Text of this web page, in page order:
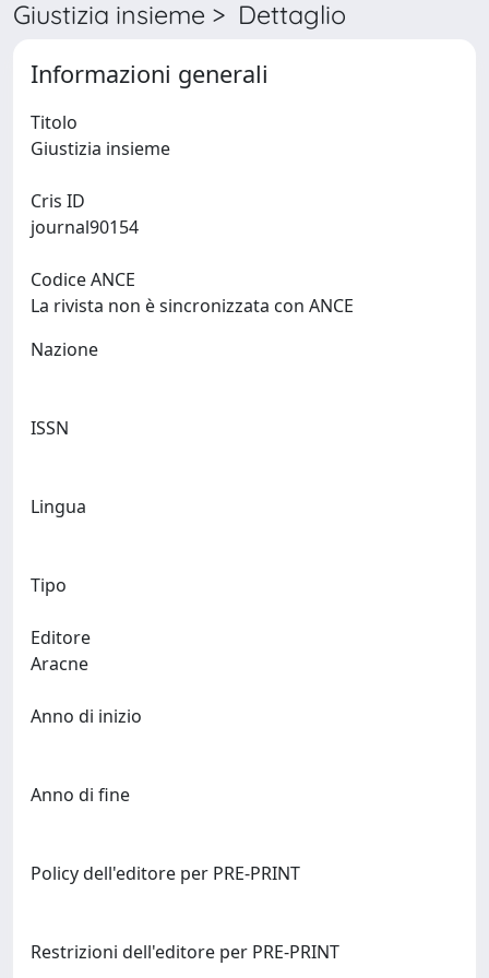
Giustizia insieme > Dettaglio
Informazioni generali
Titolo
Cris ID
Codice ANCE
La rivista non è sincronizzata con ANCE
Nazione
ISSN
Lingua
Tipo
Editore
Anno di inizio
Anno di fine
Policy dell'editore per PRE-PRINT
Restrizioni dell'editore per PRE-PRINT